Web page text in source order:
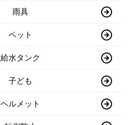
雨具
ペット
給水タンク
子ども
ヘルメット